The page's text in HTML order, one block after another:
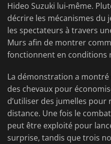
Hideo Suzuki lui-même.
décrire les mécanismes du
les spectateurs à travers
Murs afin de montrer
fonctionnent en conditions
La démonstration a
des chevaux pour
d’utiliser des jumelles pour
distance. Une fois le
peut être exploité pour
surprise, tandis que trois